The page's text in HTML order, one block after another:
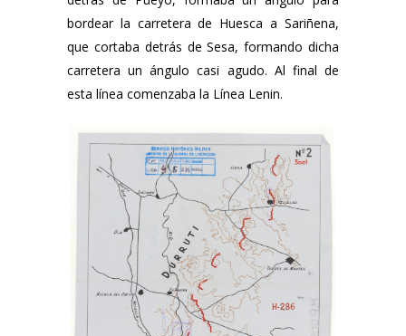
bordear la carretera de Huesca a Sariñena,
que cortaba detrás de Sesa, formando dicha
carretera un ángulo casi agudo. Al final de
esta línea comenzaba la Línea Lenin.